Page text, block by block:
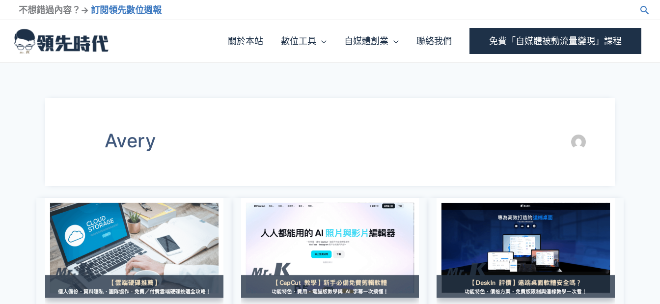
不想錯過內容？→ 訂閱領先數位週報
關於本站 數位工具 自媒體創業 聯絡我們 免費「自媒體被動流量變現」課程
Avery
2026
雲
端
硬
碟
推
2026CapCut
學】
新
手
【2026
價】
遠
端